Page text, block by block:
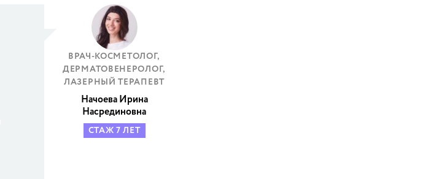
ВРАЧ-КОСМЕТОЛОГ,
ДЕРМАТОВЕНЕРОЛОГ,
ЛАЗЕРНЫЙ ТЕРАПЕВТ
Начоева Ирина
Насрединовна
СТАЖ 7 ЛЕТ